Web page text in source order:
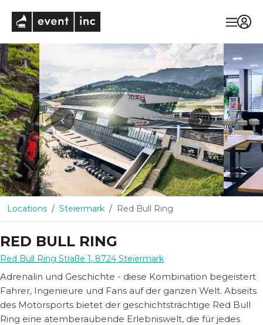
‹ ›
Locations Steiermark Red Bull Ring
RED BULL RING
Red Bull Ring Straße 1, 8724 Steiermark
Adrenalin und Geschichte - diese Kombination begeistert
Fahrer, Ingenieure und Fans auf der ganzen Welt. Abseits
des Motorsports bietet der geschichtsträchtige Red Bull
Ring eine atemberaubende Erlebniswelt, die für jedes